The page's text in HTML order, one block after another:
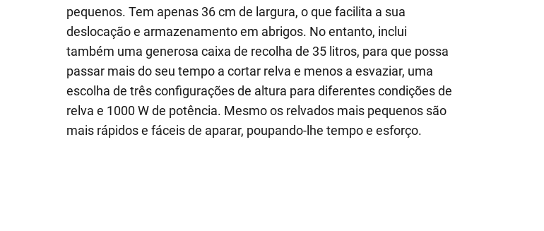
pequenos. Tem apenas 36 cm de largura, o que facilita a sua
deslocação e armazenamento em abrigos. No entanto, inclui
também uma generosa caixa de recolha de 35 litros, para que possa
passar mais do seu tempo a cortar relva e menos a esvaziar, uma
escolha de três configurações de altura para diferentes condições de
relva e 1000 W de potência. Mesmo os relvados mais pequenos são
mais rápidos e fáceis de aparar, poupando-lhe tempo e esforço.